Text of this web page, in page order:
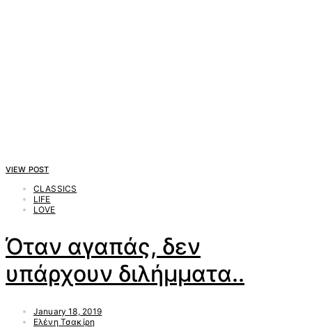
VIEW POST
CLASSICS
LIFE
LOVE
Όταν αγαπάς, δεν
υπάρχουν διλήμματα..
January 18, 2019
Ελένη Τσακίρη